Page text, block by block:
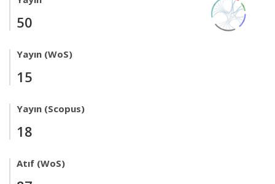
50
Yayın (WoS)
15
Yayın (Scopus)
18
Atıf (WoS)